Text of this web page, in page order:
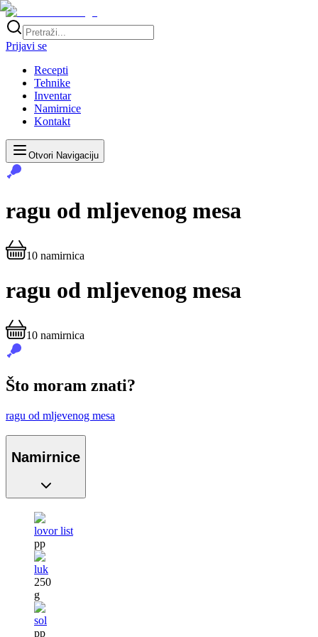
Prijavi se
Recepti
Tehnike
Inventar
Namirnice
Kontakt
Otvori Navigaciju
ragu od mljevenog mesa
10 namirnica
ragu od mljevenog mesa
10 namirnica
Što moram znati?
ragu od mljevenog mesa
Namirnice
lovor list
pp
luk
250
g
sol
pp